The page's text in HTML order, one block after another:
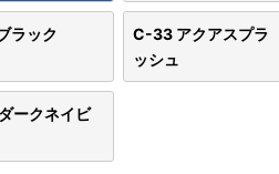
ラック
C-33 アクアスプラ
ッシュ
ークネイビ